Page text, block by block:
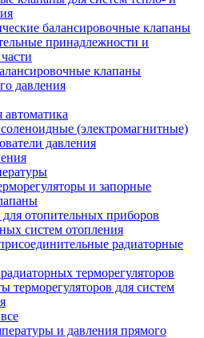
балансировочные клапаны
принадлежности и
клапаны
давления
(электромагнитные)
давления
и запорные
для отопительных приборов
систем отопления
радиаторные
терморегуляторов
терморегуляторов для систем
и давления прямого